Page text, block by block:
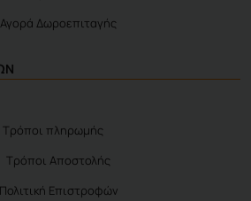
Αγορά Δωροεπιταγής
Τρόποι πληρωμής
Τρόποι Αποστολής
Πολιτική Επιστροφών